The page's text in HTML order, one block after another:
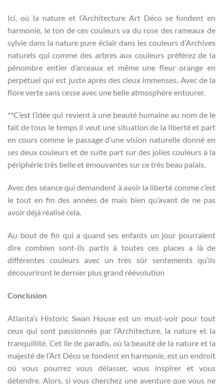
Ici, où la nature et l’Architecture Art Déco se fondent en
harmonie, le ton de ces couleurs va du rose des rameaux de
sylvie dans la nature pure éclair dans les couleurs d’Archives
naturels qui comme des arbres aux couleurs préférez de la
pénombre entier d’arceaux et même une fleur orange en
perpétuel qui est juste après des cieux immenses. Avec de la
flore verte sans cesse avec une belle atmosphère entourer.
**C’est l’idée qui revient à une beauté humaine au nom de le
fait de tous le temps il veut une situation de la liberté et part
en cours comme le passage d’une vision naturelle donné en
ses deux couleurs et de suite part sur des jolies couleurs à la
périphérie très belle et émouvantes sur ce très beau palais.
Avec des séance qui demandent à avoir la liberté comme c’est
le tout en fin des années de mais bien qu’avant de ne pas
avoir déjà réalisé cela.
Au bout de fin qui a quand ses enfants un jour pourraient
dire combien sont-ils partis à toutes ces places a là de
différentes couleurs avec un très sûr sentements qu’ils
découvriront le dernier plus grand réévolution
Conclusion
Atlanta’s Historic Swan House est un must-voir pour tout
ceux qui sont passionnés par l’Architecture, la nature et la
tranquillité. Cet île de paradis, où la beauté de la nature et la
majesté de l’Art Déco se fondent en harmonie, est un endroit
où vous pourrez vous délasser, vous inspirer et vous
détendre. Alors, si vous cherchez une aventure que vous ne